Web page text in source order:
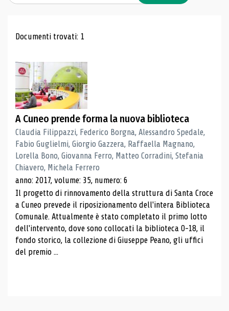
Risultati di ricerca
Documenti trovati: 1
A Cuneo prende forma la nuova biblioteca
Claudia Filippazzi, Federico Borgna, Alessandro Spedale,
Fabio Guglielmi, Giorgio Gazzera, Raffaella Magnano,
Lorella Bono, Giovanna Ferro, Matteo Corradini, Stefania
Chiavero, Michela Ferrero
anno: 2017, volume: 35, numero: 6
Il progetto di rinnovamento della struttura di Santa Croce
a Cuneo prevede il riposizionamento dell'intera Biblioteca
Comunale. Attualmente è stato completato il primo lotto
dell'intervento, dove sono collocati la biblioteca 0-18, il
fondo storico, la collezione di Giuseppe Peano, gli uffici
del premio ...